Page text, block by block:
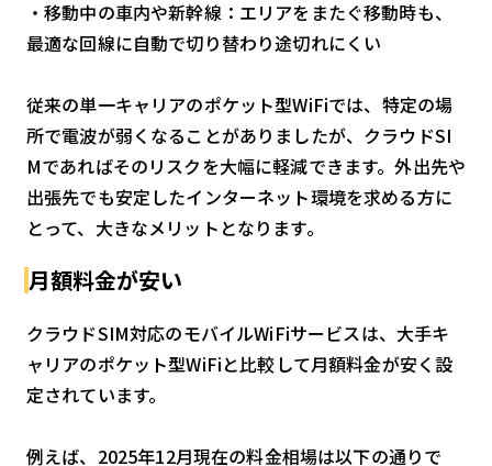
・移動中の車内や新幹線：エリアをまたぐ移動時も、
最適な回線に自動で切り替わり途切れにくい
従来の単一キャリアのポケット型WiFiでは、特定の場
所で電波が弱くなることがありましたが、クラウドSI
Mであればそのリスクを大幅に軽減できます。外出先や
出張先でも安定したインターネット環境を求める方に
とって、大きなメリットとなります。
月額料金が安い
クラウドSIM対応のモバイルWiFiサービスは、大手キ
ャリアのポケット型WiFiと比較して月額料金が安く設
定されています。
例えば、2025年12月現在の料金相場は以下の通りで